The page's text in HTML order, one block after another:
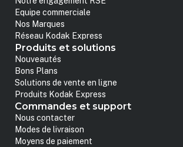
Equipe commerciale
Nos Marques
Réseau Kodak Express
Produits et solutions
Nouveautés
Bons Plans
Solutions de vente en ligne
Produits Kodak Express
Commandes et support
Nous contacter
Modes de livraison
Moyens de paiement